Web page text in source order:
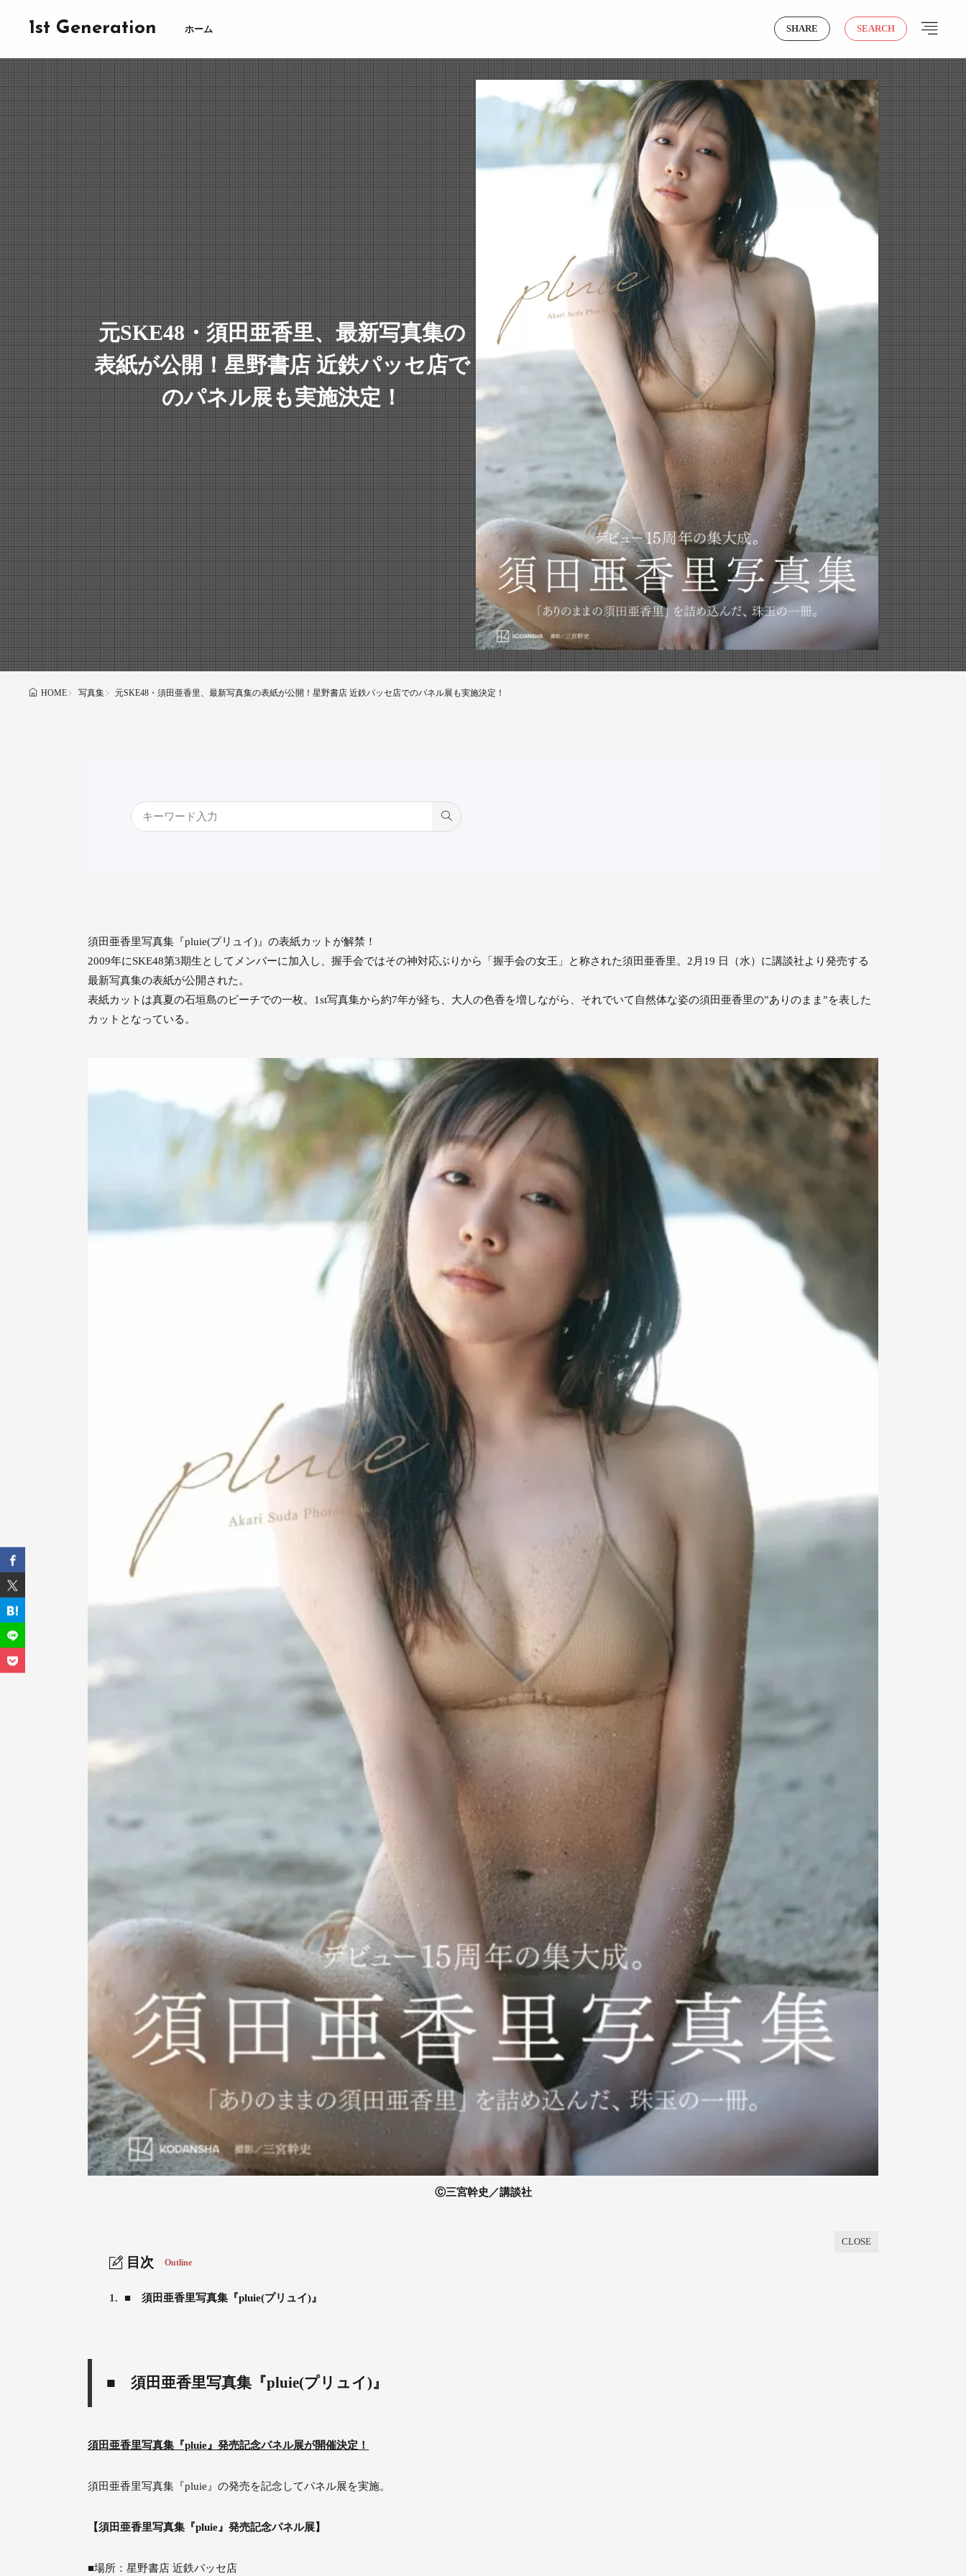
1st Generation ホーム SHARE SEARCH
元SKE48・須田亜香里、最新写真集の
表紙が公開！星野書店 近鉄パッセ店で
のパネル展も実施決定！
HOME 写真集 元SKE48・須田亜香里、最新写真集の表紙が公開！星野書店 近鉄パッセ店でのパネル展も実施決定！
須田亜香里写真集『pluie(プリュイ)』の表紙カットが解禁！
2009年にSKE48第3期生としてメンバーに加入し、握手会ではその神対応ぶりから「握手会の女王」と称された須田亜香里。2月19 日（水）に講談社より発売する
最新写真集の表紙が公開された。
表紙カットは真夏の石垣島のビーチでの一枚。1st写真集から約7年が経ち、大人の色香を増しながら、それでいて自然体な姿の須田亜香里の”ありのまま”を表した
カットとなっている。
Ⓒ三宮幹史／講談社
目次 Outline
1. ■ 須田亜香里写真集『pluie(プリュイ)』
■ 須田亜香里写真集『pluie(プリュイ)』
須田亜香里写真集『pluie』発売記念パネル展が開催決定！
須田亜香里写真集『pluie』の発売を記念してパネル展を実施。
【須田亜香里写真集『pluie』発売記念パネル展】
■場所：星野書店 近鉄パッセ店